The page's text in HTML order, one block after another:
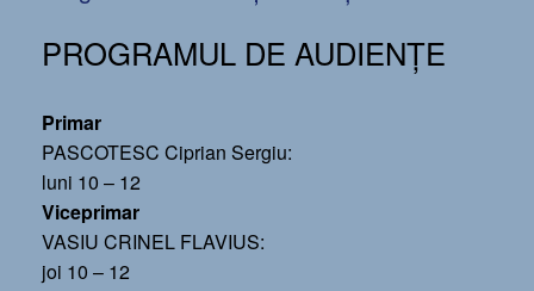
PROGRAMUL DE AUDIENȚE
Primar
PASCOTESC Ciprian Sergiu:
luni 10 – 12
Viceprimar
VASIU CRINEL FLAVIUS:
joi 10 – 12